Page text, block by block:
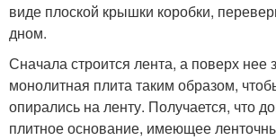
виде плоской крышки коробки,
дном.
Сначала строится лента, а поверх нее
монолитная плита таким образом,
опирались на ленту. Получается, что
плитное основание, имеющее